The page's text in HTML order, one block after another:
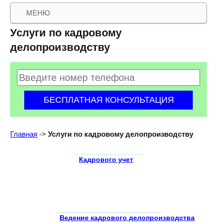
МЕНЮ
Услуги по кадровому
делопроизводству
Главная ->Услуги по кадровому делопроизводству
Кадрового учет
Ведение кадрового делопроизводства